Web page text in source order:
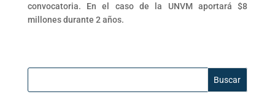
convocatoria. En el caso de la UNVM aportará $8
millones durante 2 años.
Buscar: